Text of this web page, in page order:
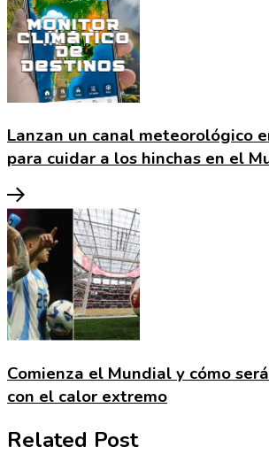
Lanzan un canal meteorológico
para cuidar a los hinchas en el
Comienza el Mundial y cómo
con el calor extremo
Related Post